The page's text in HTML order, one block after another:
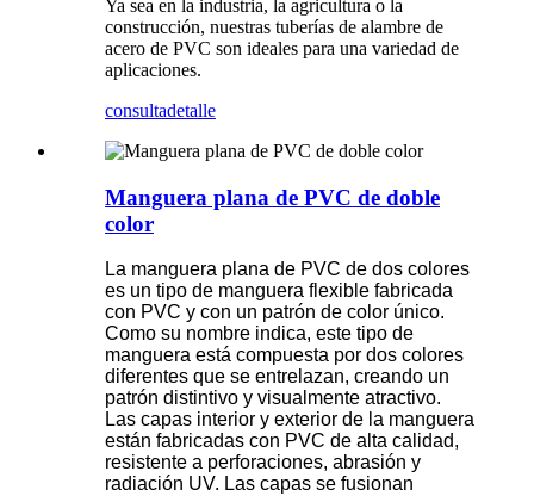
Ya sea en la industria, la agricultura o la
construcción, nuestras tuberías de alambre de
acero de PVC son ideales para una variedad de
aplicaciones.
consultadetalle
Manguera plana de PVC de doble
color
La manguera plana de PVC de dos colores
es un tipo de manguera flexible fabricada
con PVC y con un patrón de color único.
Como su nombre indica, este tipo de
manguera está compuesta por dos colores
diferentes que se entrelazan, creando un
patrón distintivo y visualmente atractivo.
Las capas interior y exterior de la manguera
están fabricadas con PVC de alta calidad,
resistente a perforaciones, abrasión y
radiación UV. Las capas se fusionan